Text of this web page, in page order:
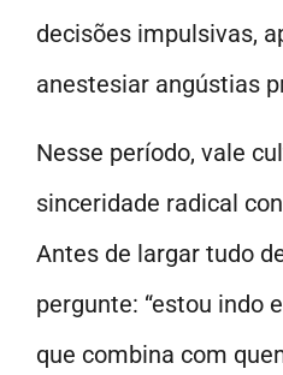
decisões impulsivas,
anestesiar angústias
Nesse período, vale
sinceridade radical
Antes de largar tudo
pergunte: “estou indo
que combina com